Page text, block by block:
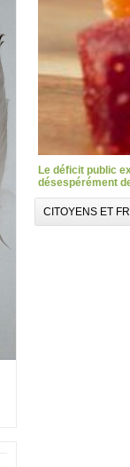
Le déficit public
désespérément
CITOYENS ET